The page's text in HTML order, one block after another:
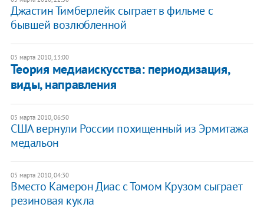
Джастин Тимберлейк сыграет в фильме с
бывшей возлюбленной
05 марта 2010, 13:00
Теория медиаискусства: периодизация,
виды, направления
05 марта 2010, 06:50
США вернули России похищенный из Эрмитажа
медальон
05 марта 2010, 04:30
Вместо Камерон Диас с Томом Крузом сыграет
резиновая кукла